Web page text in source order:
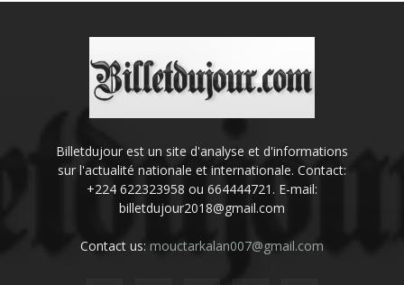
Billetdujour est un site d'analyse et d'informations
sur l'actualité nationale et internationale. Contact:
+224 622323958 ou 664444721. E-mail:
billetdujour2018@gmail.com
Contact us: mouctarkalan007@gmail.com